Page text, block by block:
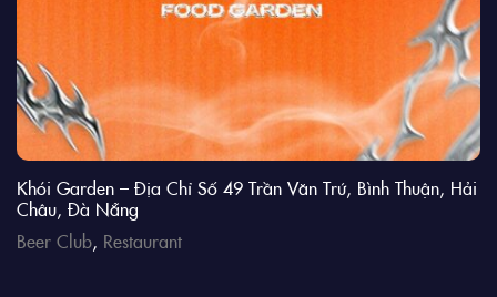
Khói Garden – Địa Chỉ Số 49 Trần Văn Trứ, Bình Thuận, Hải
Châu, Đà Nẵng
Beer Club, Restaurant